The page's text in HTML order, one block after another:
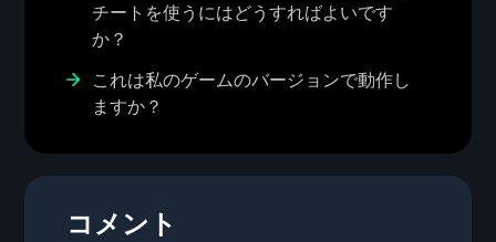
チートを使うにはどうすればよいです
か？
これは私のゲームのバージョンで動作し
ますか？
コメント